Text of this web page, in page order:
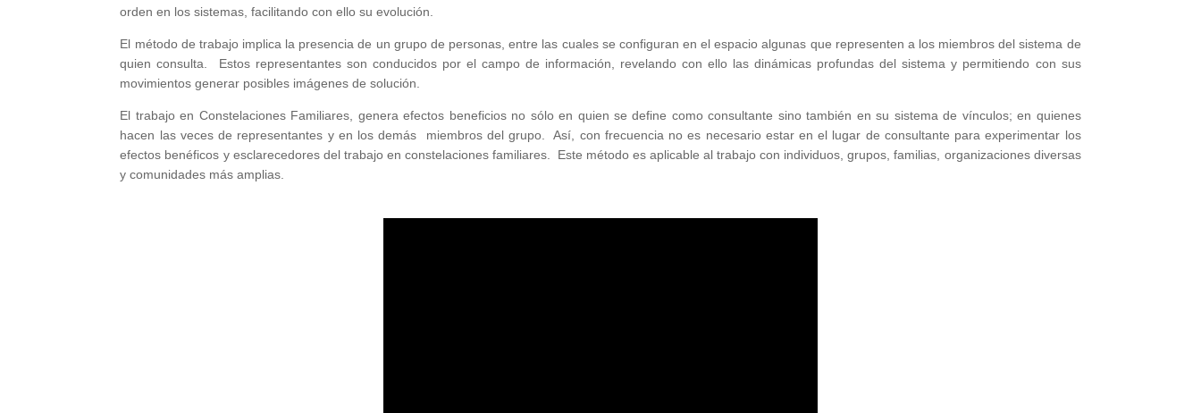
orden en los sistemas, facilitando con ello su evolución.
El método de trabajo implica la presencia de un grupo de personas, entre las cuales se configuran en el espacio algunas que representen a los miembros del sistema de
quien consulta. Estos representantes son conducidos por el campo de información, revelando con ello las dinámicas profundas del sistema y permitiendo con sus
movimientos generar posibles imágenes de solución.
El trabajo en Constelaciones Familiares, genera efectos beneficios no sólo en quien se define como consultante sino también en su sistema de vínculos; en quienes
hacen las veces de representantes y en los demás miembros del grupo. Así, con frecuencia no es necesario estar en el lugar de consultante para experimentar los
efectos benéficos y esclarecedores del trabajo en constelaciones familiares. Este método es aplicable al trabajo con individuos, grupos, familias, organizaciones diversas
y comunidades más amplias.